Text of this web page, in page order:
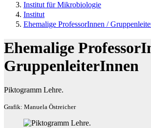
Institut für Mikrobiologie
Institut
Ehemalige ProfessorInnen /
Ehemalige
GruppenleiterInnen
Piktogramm Lehre.
Grafik: Manuela Östreicher